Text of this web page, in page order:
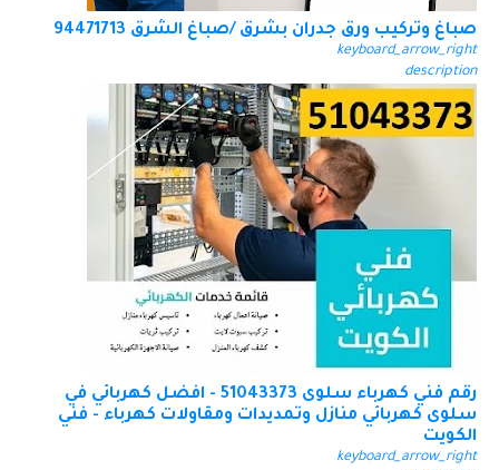
صباغ وتركيب ورق جدران بشرق /صباغ الشرق 94471713
keyboard_arrow_right
description
رقم فني كهرباء سلوى 51043373 - افضل كهربائي في
سلوى كهربائي منازل وتمديدات ومقاولات كهرباء - فني
الكويت
keyboard_arrow_right